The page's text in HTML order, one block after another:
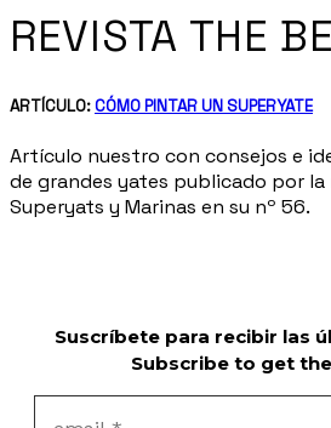
REVISTA THE
ARTÍCULO:CÓMO PINTAR UN SUPERYATE
Artículo nuestro con consejos e
de grandes yates publicado por
Superyats y Marinas en su nº 56.
Suscríbete para recibir las
Subscribe to get